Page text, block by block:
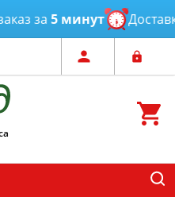
за5 минут Доставка